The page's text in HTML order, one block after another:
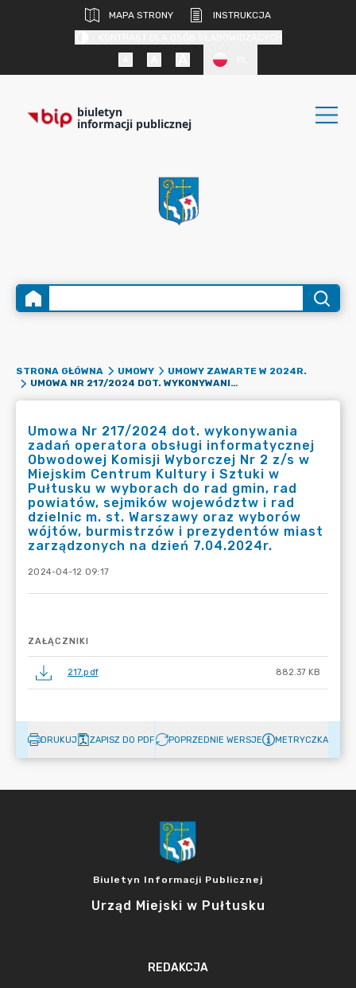
MAPA STRONY
INSTRUKCJA
biuletyn
informacji publicznej
STRONA GŁÓWNA UMOWY
UMOWY ZAWARTE W 2024R.
UMOWA NR 217/2024 DOT. WYKONYWANIA ZADAŃ OPERATORA OBSŁUGI INFORMATYCZNEJ OBWODOWEJ KOMISJI WYBORCZEJ NR 2 Z/S W MIEJSKIM CENTRUM KULTURY I SZTUKI W PUŁTUSKU W WYBORACH DO RAD GMIN, RAD POWIATÓW, SEJMIKÓW WOJEWÓDZTW I RAD DZIELNIC M. ST. WARSZAWY ORAZ WYBORÓW WÓJTÓW, BURMISTRZÓW I PREZYDENTÓW MIAST ZARZĄDZONYCH NA DZIEŃ 7.04.2024R.
Umowa Nr 217/2024 dot. wykonywania
zadań operatora obsługi informatycznej
Obwodowej Komisji Wyborczej Nr 2 z/s w
Miejskim Centrum Kultury i Sztuki w
Pułtusku w wyborach do rad gmin, rad
powiatów, sejmików województw i rad
dzielnic m. st. Warszawy oraz wyborów
wójtów, burmistrzów i prezydentów miast
zarządzonych na dzień 7.04.2024r.
2024-04-12 09:17
ZAŁĄCZNIKI
217.pdf 882.37 KB
DRUKUJ ZAPISZ DO PDF POPRZEDNIE WERSJE METRYCZKA
Biuletyn Informacji Publicznej
Urząd Miejski w Pułtusku
REDAKCJA